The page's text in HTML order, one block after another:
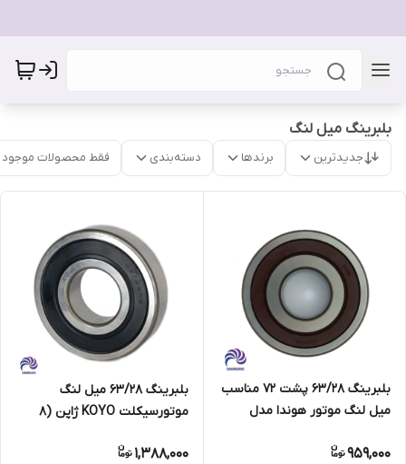
بلبرینگ میل لنگ
جدیدترین برندها دسته‌بندی فقط محصولات موجود
بلبرینگ 63/28 پشت 72 مناسب
میل لنگ موتور هوندا مدل
959,000
بلبرینگ 63/28 میل لنگ
موتورسیکلت KOYO ژاپن (8
1,388,000